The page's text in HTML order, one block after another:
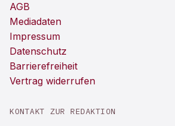
AGB
Mediadaten
Impressum
Datenschutz
Barrierefreiheit
Vertrag widerrufen
KONTAKT ZUR REDAKTION